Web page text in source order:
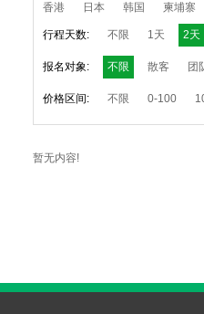
香港
日本 韩国 柬埔寨
行程天数: 不限 1天 2天
报名对象: 不限 散客 团
价格区间: 不限 0-100
暂无内容!